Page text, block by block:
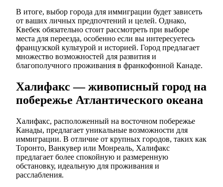
В итоге, выбор города для иммиграции будет зависеть
от ваших личных предпочтений и целей. Однако,
Квебек обязательно стоит рассмотреть при выборе
места для переезда, особенно если вы интересуетесь
французской культурой и историей. Город предлагает
множество возможностей для развития и
благополучного проживания в франкофонной Канаде.
Халифакс — живописный город на
побережье Атлантического океана
Халифакс, расположенный на восточном побережье
Канады, предлагает уникальные возможности для
иммиграции. В отличие от крупных городов, таких как
Торонто, Ванкувер или Монреаль, Халифакс
предлагает более спокойную и размеренную
обстановку, идеальную для проживания и
расслабления.